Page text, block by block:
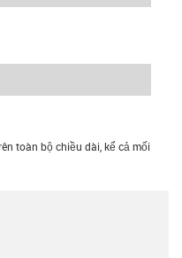
toàn bộ chiều dài, kể cả mối